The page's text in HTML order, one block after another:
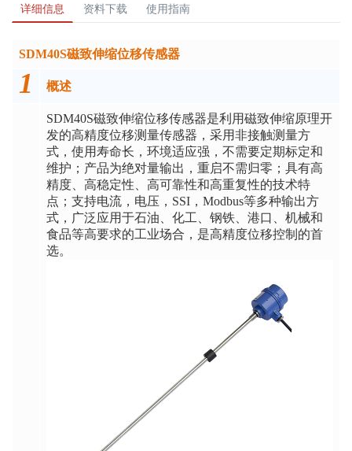
详细信息 资料下载 使用指南
SDM40S磁致伸缩位移传感器
1 概述
SDM40S磁致伸缩位移传感器是利用磁致伸缩原理开
发的高精度位移测量传感器，采用非接触测量方
式，使用寿命长，环境适应强，不需要定期标定和
维护；产品为绝对量输出，重启不需归零；具有高
精度、高稳定性、高可靠性和高重复性的技术特
点；支持电流，电压，SSI，Modbus等多种输出方
式，广泛应用于石油、化工、钢铁、港口、机械和
食品等高要求的工业场合，是高精度位移控制的首
选。